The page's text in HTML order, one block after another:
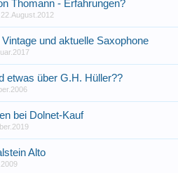
Thomann - Erfahrungen?
22.August.2012
und aktuelle Saxophone
etwas über G.H. Hüller??
bei Dolnet-Kauf
Alto